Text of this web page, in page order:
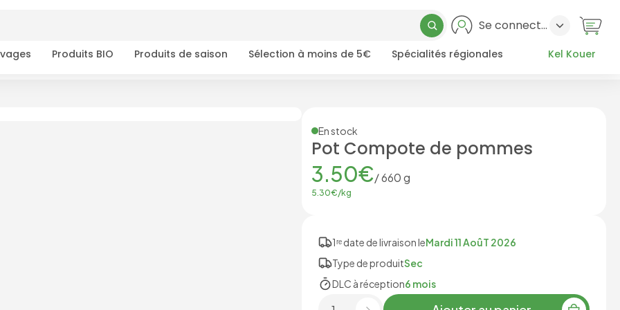
Se connecter
Produits BIO Produits de saison Sélection à moins de 5€
Spécialités régionales
Kel Kouer
En stock
Pot Compote de pommes
3.50€/660g
5.30€/kg
1ʳᵉ date de livraison leMardi 11 AoûT 2026
Type de produitSec
DLC à réception6 mois